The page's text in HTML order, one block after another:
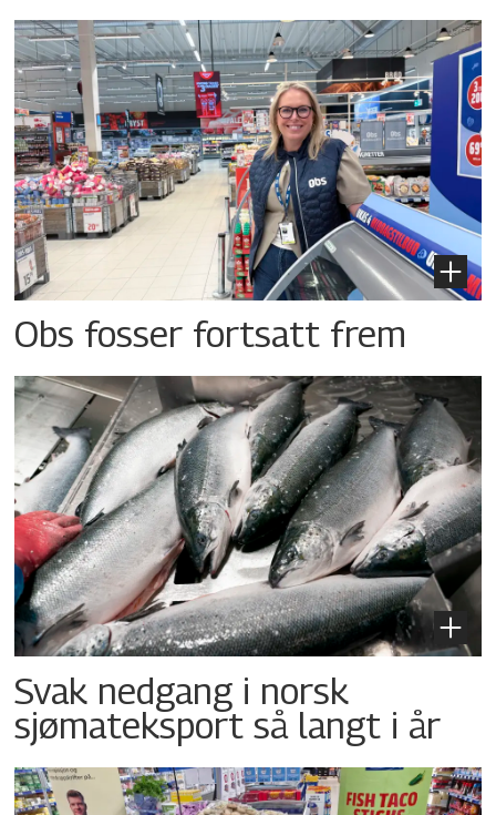
Obs fosser fortsatt frem
Svak nedgang i norsk
sjømateksport så langt i år